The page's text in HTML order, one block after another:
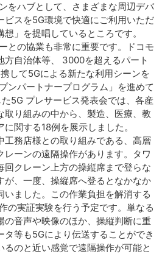
をハブとして、さまざまな周辺デバ
ビスを5G環境で快適にご利用いただ
」を提唱しているところです。
との協業も非常に重要です。ドコモ
方自治体等、 3000を超えるパート
して5Gによる新たな利用シーンを
ンパートナープログラム」を進めて
5G プレサービス発表会では、各産
取り組みの中から、製造、医療、教
関する18例を展示しました。
工務店様との取り組みである、高層
レーンの遠隔操作があります。タワ
回クレーン上方の操縦席まで登らな
が、一度、操縦席へ登るとなかなか
ました。この作業負担を解消する
の実証実験を行う予定です。単なる
の音声や映像のほか、操縦判断に重
等も5Gにより伝送することができ
るのと近い感覚で遠隔操作が可能と